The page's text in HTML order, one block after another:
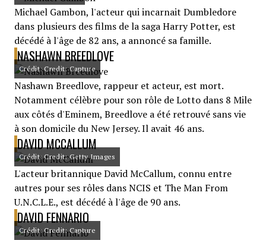
Michael Gambon, l'acteur qui incarnait Dumbledore
dans plusieurs des films de la saga Harry Potter, est
décédé à l'âge de 82 ans, a annoncé sa famille.
NASHAWN BREEDLOVE
Crédit: Credit: Capture
Nashawn Breedlove, rappeur et acteur, est mort.
Notamment célèbre pour son rôle de Lotto dans 8 Mile
aux côtés d'Eminem, Breedlove a été retrouvé sans vie
à son domicile du New Jersey. Il avait 46 ans.
DAVID MCCALLUM
Crédit: Credit: Getty Images
L'acteur britannique David McCallum, connu entre
autres pour ses rôles dans NCIS et The Man From
U.N.C.L.E., est décédé à l'âge de 90 ans.
DAVID FENNARIO
Crédit: Credit: Capture